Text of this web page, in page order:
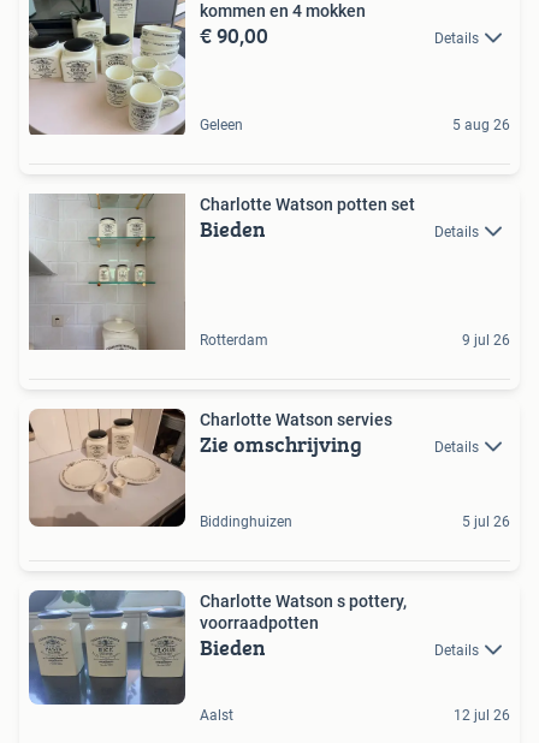
kommen en 4 mokken
€ 90,00 Details
Geleen 5 aug 26
Charlotte Watson potten set
Bieden Details
Rotterdam 9 jul 26
Charlotte Watson servies
Zie omschrijving Details
Biddinghuizen 5 jul 26
Charlotte Watson s pottery,
voorraadpotten
Bieden Details
Aalst 12 jul 26